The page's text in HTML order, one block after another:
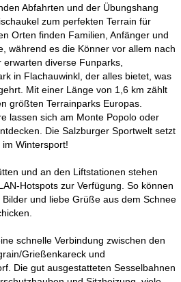
Abfahrten und der Übungshang
zum perfekten Terrain für
Orten finden Familien, Anfänger und
während es die Könner vor allem nach
diverse Funparks,
in Flachauwinkl, der alles bietet, was
Mit einer Länge von 1,6 km zählt
größten Terrainparks Europas.
lassen sich am Monte Popolo oder
Die Salzburger Sportwelt setzt
Wintersport!
und an den Liftstationen stehen
Hotspots zur Verfügung. So können
und liebe Grüße aus dem Schnee
schnelle Verbindung zwischen den
Grießenkareck und
Die gut ausgestatteten Sesselbahnen